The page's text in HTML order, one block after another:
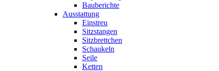
Bauberichte
Ausstattung
Einstreu
Sitzstangen
Sitzbrettchen
Schaukeln
Seile
Ketten